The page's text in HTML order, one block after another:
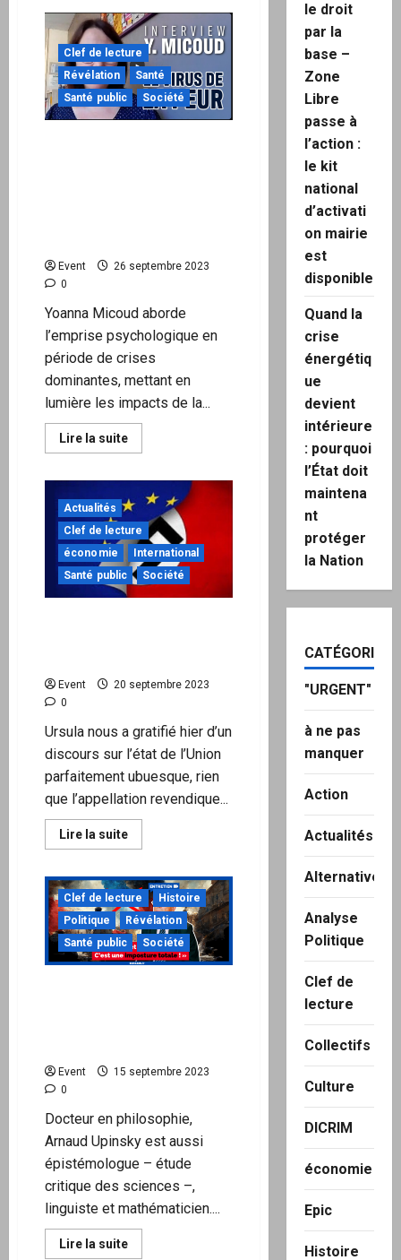
Le
procès
ou
la
« farce »
de
Nuremberg,
couverture
de
Clef de lecture
Révélation
Santé
Santé public
Société
Event
26 septembre 2023
0
Yoanna Micoud aborde
l’emprise psychologique en
période de crises
dominantes, mettant en
lumière les impacts de la...
Lire la suiteEn
savoir
Micoud,
psychologue
:
Les
mécanismes
de
manipulation
des
foules
des
Actualités
Clef de lecture
économie
International
Santé public
Société
Event
20 septembre 2023
0
Ursula nous a gratifié hier d’un
discours sur l’état de l’Union
parfaitement ubuesque, rien
que l’appellation revendique...
Lire la suiteEn
savoir
De
l’urgence
de
briser
la
machine
infernale
Clef de lecture
Histoire
Politique
Révélation
Santé public
Société
Event
15 septembre 2023
0
Docteur en philosophie,
Arnaud Upinsky est aussi
épistémologue – étude
critique des sciences –,
linguiste et mathématicien....
Lire la suiteEn
savoir
le droit
par la
base –
Zone
Libre
passe à
l’action :
le kit
national
d’activati
on mairie
est
disponible
Quand la
crise
énergétiq
ue
devient
intérieure
: pourquoi
l’État doit
maintena
nt
protéger
la Nation
CATÉGORIES
"URGENT"
à ne pas
manquer
Action
Actualités
Alternatives
Analyse
Politique
Clef de
lecture
Collectifs
Culture
DICRIM
économie
Epic
Histoire